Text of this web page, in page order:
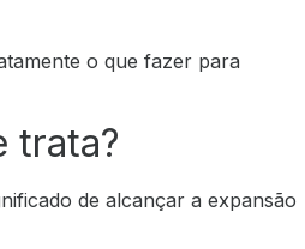
o que fazer para
trata?
de alcançar a expansão